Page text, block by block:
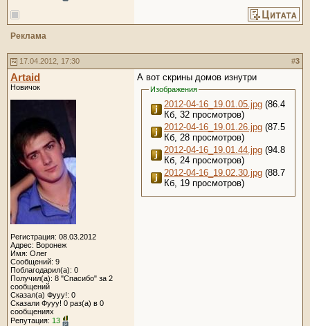
Реклама
17.04.2012, 17:30 #3
Artaid
Новичок
Регистрация: 08.03.2012
Адрес: Воронеж
Имя: Олег
Сообщений: 9
Поблагодарил(а): 0
Получил(а): 8 "Спасибо" за 2
сообщений
Сказал(а) Фууу!: 0
Сказали Фууу! 0 раз(а) в 0
сообщениях
Репутация: 13
А вот скрины домов изнутри
Изображения
2012-04-16_19.01.05.jpg (86.4
Кб, 32 просмотров)
2012-04-16_19.01.26.jpg (87.5
Кб, 28 просмотров)
2012-04-16_19.01.44.jpg (94.8
Кб, 24 просмотров)
2012-04-16_19.02.30.jpg (88.7
Кб, 19 просмотров)